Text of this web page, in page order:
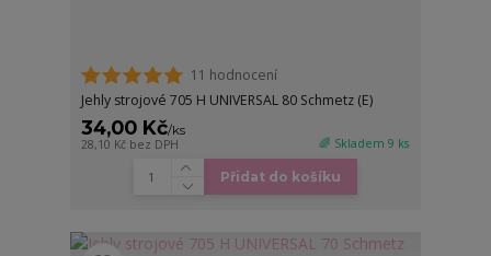
11 hodnocení
Jehly strojové 705 H UNIVERSAL 80 Schmetz (E)
34,00 Kč/ks
28,10 Kč bez DPH 🌈 Skladem 9 ks
Přidat do košíku